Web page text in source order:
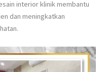
interior klinik membantu
dan meningkatkan